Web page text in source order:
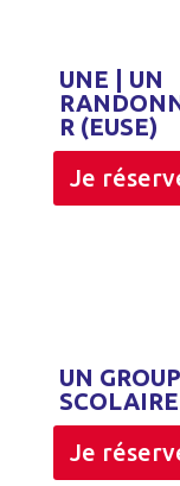
UNE | UN
R (EUSE)
Je
UN
SCOLAIRE
Je